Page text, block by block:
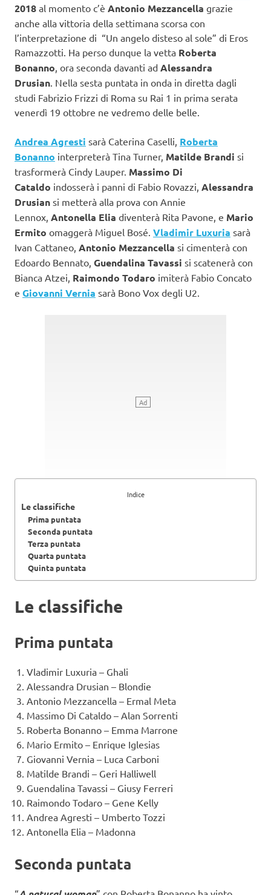
2018 al momento c’è Antonio Mezzancella grazie
anche alla vittoria della settimana scorsa con
l’interpretazione di “Un angelo disteso al sole” di Eros
Ramazzotti. Ha perso dunque la vetta Roberta
Bonanno , ora seconda davanti ad Alessandra
Drusian . Nella sesta puntata in onda in diretta dagli
studi Fabrizio Frizzi di Roma su Rai 1 in prima serata
venerdì 19 ottobre ne vedremo delle belle.
Andrea Agresti sarà Caterina Caselli, Roberta
Bonanno interpreterà Tina Turner, Matilde Brandi si
trasformerà Cindy Lauper. Massimo Di
Cataldo indosserà i panni di Fabio Rovazzi, Alessandra
Drusian si metterà alla prova con Annie
Lennox, Antonella Elia diventerà Rita Pavone, e Mario
Ermito omaggerà Miguel Bosé. Vladimir Luxuria sarà
Ivan Cattaneo, Antonio Mezzancella si cimenterà con
Edoardo Bennato, Guendalina Tavassi si scatenerà con
Bianca Atzei, Raimondo Todaro imiterà Fabio Concato
e Giovanni Vernia sarà Bono Vox degli U2.
Indice
Le classifiche
Prima puntata
Seconda puntata
Terza puntata
Quarta puntata
Quinta puntata
Le classifiche
Prima puntata
Vladimir Luxuria – Ghali
Alessandra Drusian – Blondie
Antonio Mezzancella – Ermal Meta
Massimo Di Cataldo – Alan Sorrenti
Roberta Bonanno – Emma Marrone
Mario Ermito – Enrique Iglesias
Giovanni Vernia – Luca Carboni
Matilde Brandi – Geri Halliwell
Guendalina Tavassi – Giusy Ferreri
Raimondo Todaro – Gene Kelly
Andrea Agresti – Umberto Tozzi
Antonella Elia – Madonna
Seconda puntata